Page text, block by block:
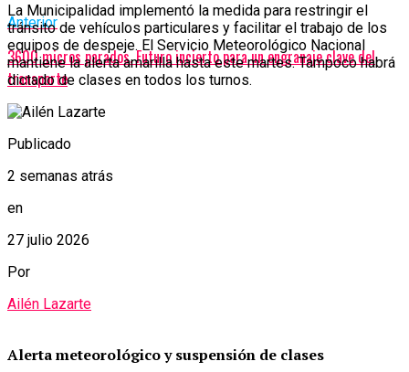
Anterior
3600 micros parados. Futuro incierto para un engranaje clave del
transporte
La Municipalidad implementó la medida para restringir el
tránsito de vehículos particulares y facilitar el trabajo de los
equipos de despeje. El Servicio Meteorológico Nacional
mantiene la alerta amarilla hasta este martes. Tampoco habrá
dictado de clases en todos los turnos.
Publicado
2 semanas atrás
en
27 julio 2026
Por
Ailén Lazarte
Alerta meteorológico y suspensión de clases